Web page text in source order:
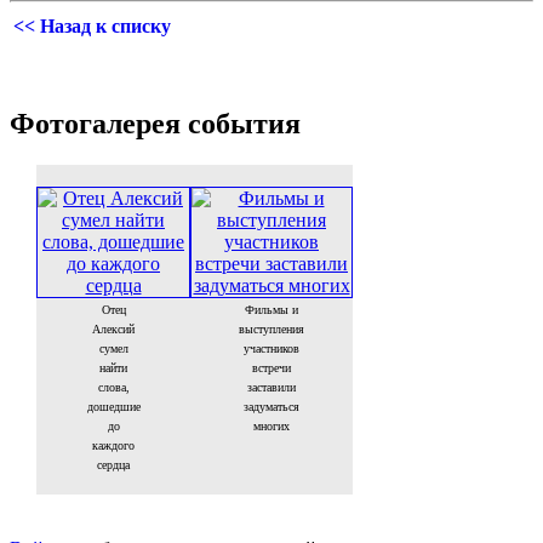
<< Назад к списку
Фотогалерея события
Отец
Алексий
сумел
найти
слова,
дошедшие
до
каждого
сердца
Фильмы и
выступления
участников
встречи
заставили
задуматься
многих